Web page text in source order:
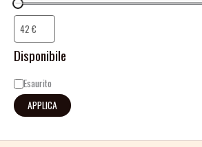
Disponibile
Esaurito
APPLICA